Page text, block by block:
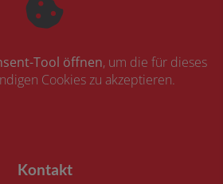
Tool öffnen, um die für dieses
Cookies zu akzeptieren.
und Öffnungszeiten
Kontakt